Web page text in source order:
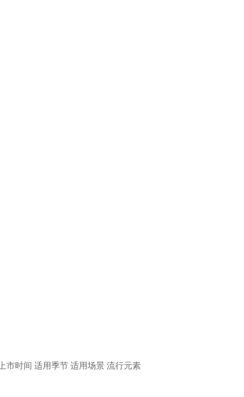
市时间 适用季节 适用场景 流行元素